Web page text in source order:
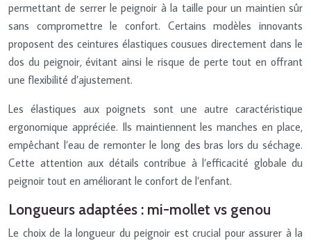
permettant de serrer le peignoir à la taille pour un maintien sûr
sans compromettre le confort. Certains modèles innovants
proposent des ceintures élastiques cousues directement dans le
dos du peignoir, évitant ainsi le risque de perte tout en offrant
une flexibilité d’ajustement.
Les élastiques aux poignets sont une autre caractéristique
ergonomique appréciée. Ils maintiennent les manches en place,
empêchant l’eau de remonter le long des bras lors du séchage.
Cette attention aux détails contribue à l’efficacité globale du
peignoir tout en améliorant le confort de l’enfant.
Longueurs adaptées : mi-mollet vs genou
Le choix de la longueur du peignoir est crucial pour assurer à la